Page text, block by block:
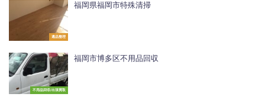
遺品整理
福岡県福岡市特殊清掃
不用品回収/出張買取
福岡市博多区不用品回収